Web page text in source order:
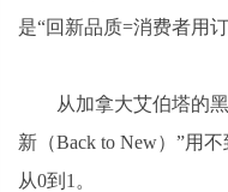
是“回新品质=消费者用
从加拿大艾伯塔的
新（Back to New）”用
从0到1。